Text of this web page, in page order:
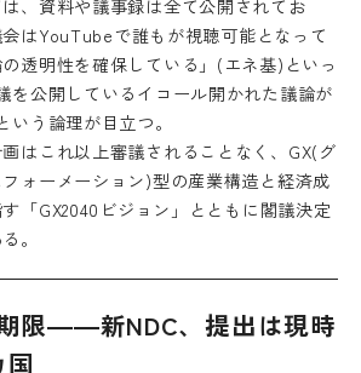
はYouTubeで誰もが視聴可能となって
透明性を確保している」(エネ基)といっ
を公開しているイコール開かれた議論が
いう論理が目立つ。
はこれ以上審議されることなく、GX(グ
ォーメーション)型の産業構造と経済成
「GX2040ビジョン 」とともに閣議決定
。
限――新NDC、提出は現時
国